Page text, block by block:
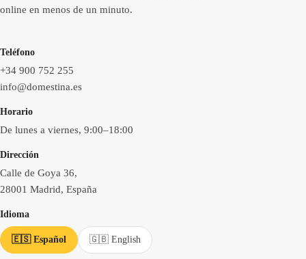
online en menos de un minuto.
Teléfono
+34 900 752 255
info@domestina.es
Horario
De lunes a viernes, 9:00–18:00
Dirección
Calle de Goya 36,
28001 Madrid, España
Idioma
🇪🇸 Español 🇬🇧 English